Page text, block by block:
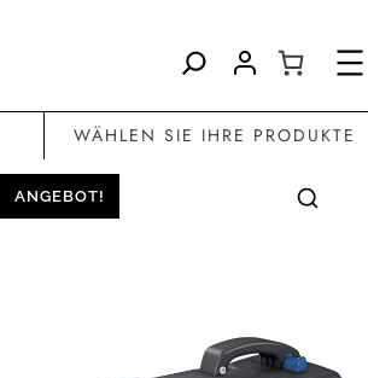
WÄHLEN SIE IHRE PRODUKTE
ANGEBOT!